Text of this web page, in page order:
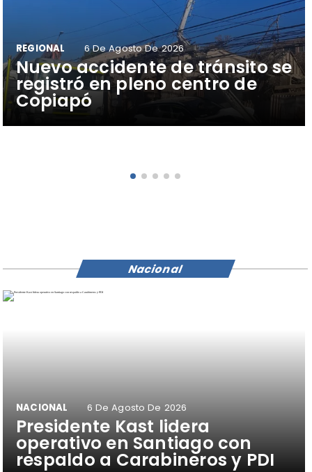
​Nuevo accidente de tránsito se
registró en pleno centro de
Copiapó
REGIONAL 6 De Agosto De 2026
Presidente Kast lidera
operativo en Santiago con
respaldo a Carabineros y PDI
NACIONAL 6 De Agosto De 2026
Nacional